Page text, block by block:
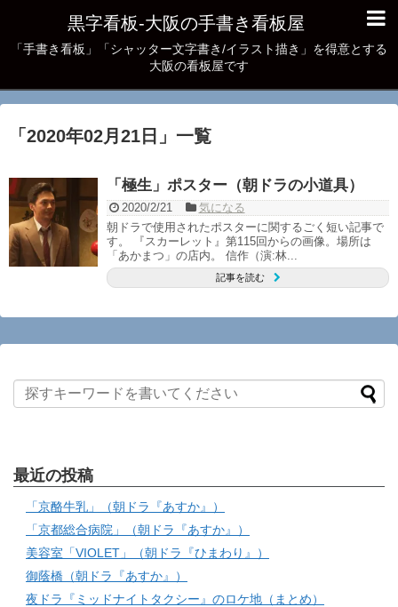
黒字看板‐大阪の手書き看板屋
「手書き看板」「シャッター文字書き/イラスト描き」を得意とする
大阪の看板屋です
「 2020年02月21日 」 一覧
「極生」ポスター（朝ドラの小道具）
2020/2/21
気になる
朝ドラで使用されたポスターに関するごく短い記事で
す。 『スカーレット』第115回からの画像。場所は
「あかまつ」の店内。 信作（演:林...
記事を読む
最近の投稿
「京酪牛乳」（朝ドラ『あすか』）
「京都総合病院」（朝ドラ『あすか』）
美容室「VIOLET」（朝ドラ『ひまわり』）
御蔭橋（朝ドラ『あすか』）
夜ドラ『ミッドナイトタクシー』のロケ地（まとめ）